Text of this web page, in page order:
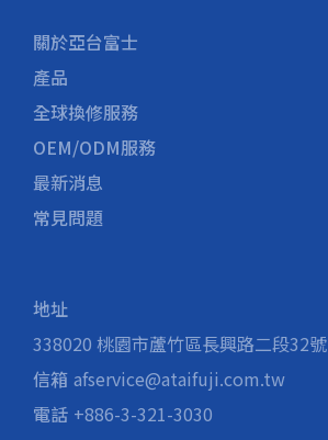
關於亞台富士
產品
全球換修服務
OEM/ODM服務
最新消息
常見問題
地址
338020 桃園市蘆竹區長興路二段32號
信箱 afservice@ataifuji.com.tw
電話 +886-3-321-3030